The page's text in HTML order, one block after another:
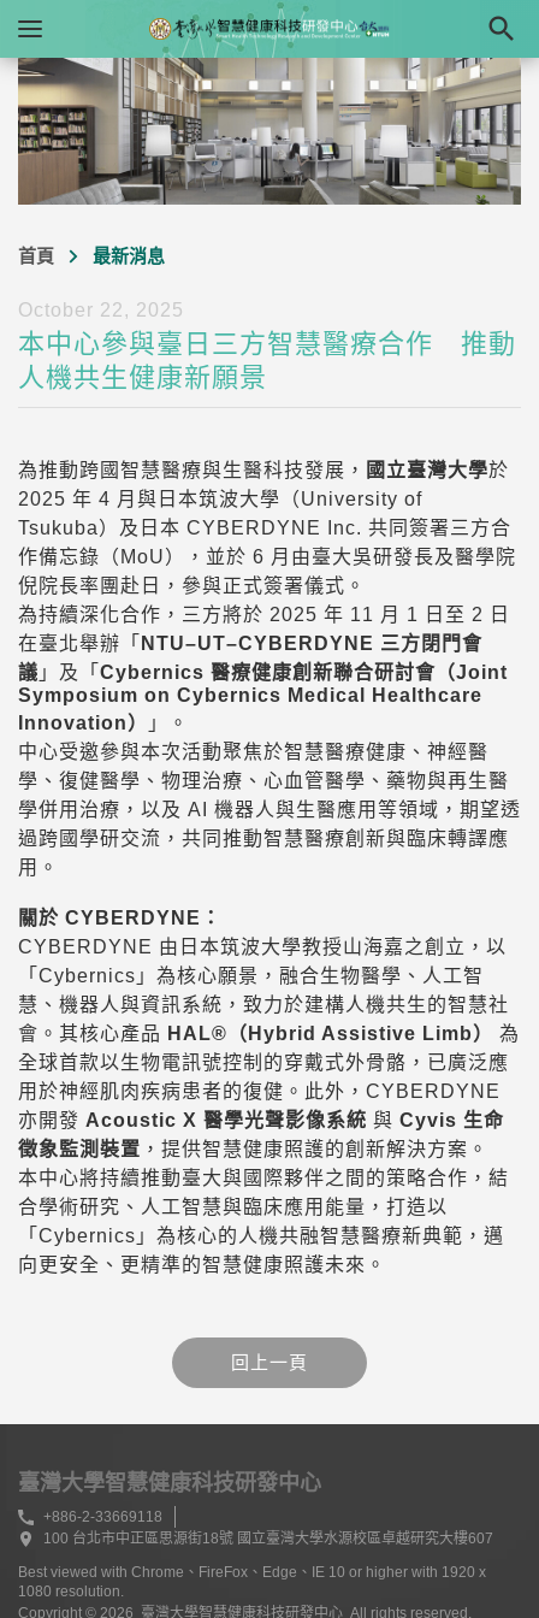

首頁 最新消息
October 22, 2025
本中心參與臺日三方智慧醫療合作 推動
人機共生健康新願景
為推動跨國智慧醫療與生醫科技發展， 國立臺灣大學於
2025 年 4 月與日本筑波大學（University of
Tsukuba）及日本 CYBERDYNE Inc. 共同簽署三方合
作備忘錄（MoU），並於 6 月由臺大吳研發長及醫學院
倪院長率團赴日，參與正式簽署儀式。
為持續深化合作，三方將於 2025 年 11 月 1 日至 2 日
在臺北舉辦「 NTU–UT–CYBERDYNE 三方閉門會
議 」及「 Cybernics 醫療健康創新聯合研討會（Joint
Symposium on Cybernics Medical Healthcare
Innovation）
」。
中心受邀參與本次活動聚焦於智慧醫療健康、神經醫
學、復健醫學、物理治療、心血管醫學、藥物與再生醫
學併用治療，以及 AI 機器人與生醫應用等領域，期望透
過跨國學研交流，共同推動智慧醫療創新與臨床轉譯應
用。
關於 CYBERDYNE：
CYBERDYNE 由日本筑波大學教授山海嘉之創立，以
「Cybernics」為核心願景，融合生物醫學、人工智
慧、機器人與資訊系統，致力於建構人機共生的智慧社
會。其核心產品 HAL®（Hybrid Assistive Limb）
為
全球首款以生物電訊號控制的穿戴式外骨骼，已廣泛應
用於神經肌肉疾病患者的復健。此外，CYBERDYNE
亦開發 Acoustic X 醫學光聲影像系統 與 Cyvis 生命
徵象監測裝置 ，提供智慧健康照護的創新解決方案。
本中心將持續推動臺大與國際夥伴之間的策略合作，結
合學術研究、人工智慧與臨床應用能量，打造以
「Cybernics」為核心的人機共融智慧醫療新典範，邁
向更安全、更精準的智慧健康照護未來。
臺灣大學智慧健康科技研發中心
+886-2-33669118
100 台北市中正區思源街18號 國立臺灣大學水源校區卓越研究大樓607
Best viewed with Chrome、FireFox、Edge、IE 10 or higher with 1920 x
1080 resolution.
Copyright © 2026 臺灣大學智慧健康科技研發中心 All rights reserved.